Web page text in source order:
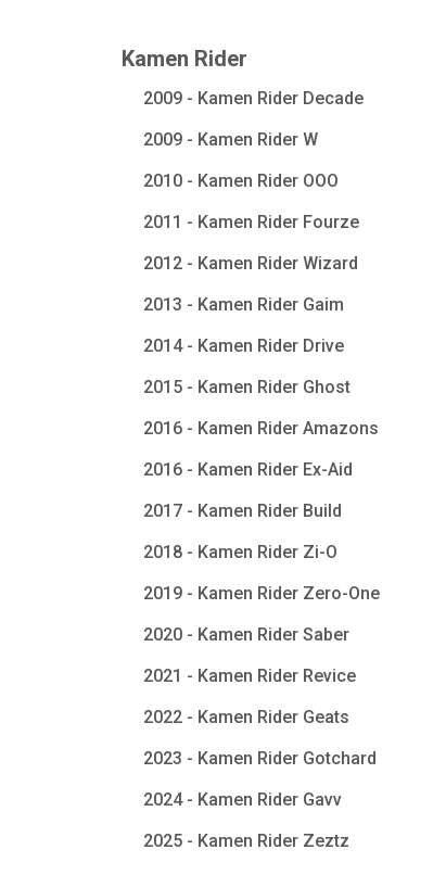
Kamen Rider
2009 - Kamen Rider Decade
2009 - Kamen Rider W
2010 - Kamen Rider OOO
2011 - Kamen Rider Fourze
2012 - Kamen Rider Wizard
2013 - Kamen Rider Gaim
2014 - Kamen Rider Drive
2015 - Kamen Rider Ghost
2016 - Kamen Rider Amazons
2016 - Kamen Rider Ex-Aid
2017 - Kamen Rider Build
2018 - Kamen Rider Zi-O
2019 - Kamen Rider Zero-One
2020 - Kamen Rider Saber
2021 - Kamen Rider Revice
2022 - Kamen Rider Geats
2023 - Kamen Rider Gotchard
2024 - Kamen Rider Gavv
2025 - Kamen Rider Zeztz